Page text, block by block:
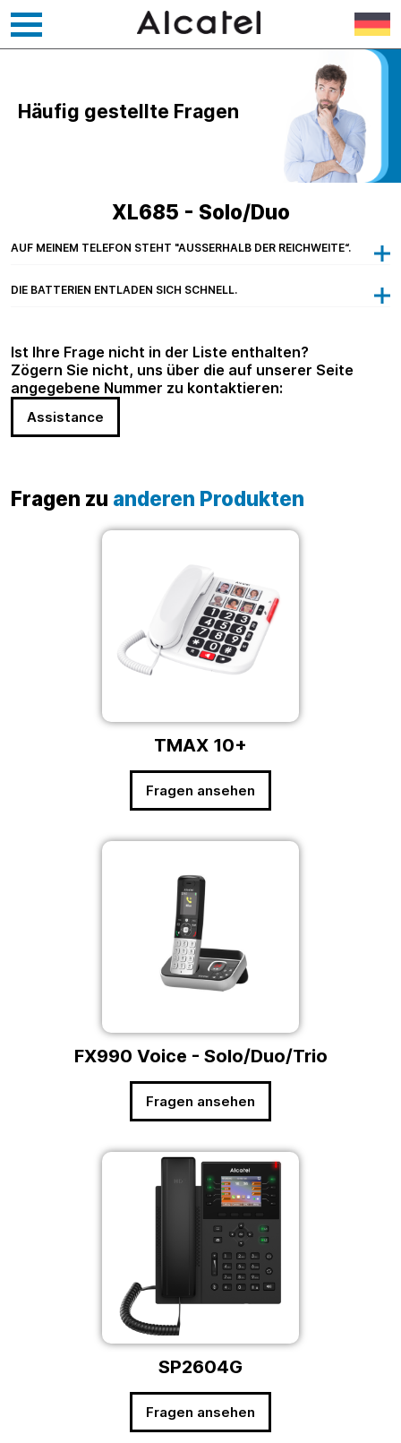
Häufig gestellte Fragen
XL685 - Solo/Duo
AUF MEINEM TELEFON STEHT "AUSSERHALB DER REICHWEITE“.
DIE BATTERIEN ENTLADEN SICH SCHNELL.
Ist Ihre Frage nicht in der Liste enthalten?
Zögern Sie nicht, uns über die auf unserer Seite
angegebene Nummer zu kontaktieren:
Assistance
Fragen zu anderen Produkten
TMAX 10+
Fragen ansehen
FX990 Voice - Solo/Duo/Trio
Fragen ansehen
SP2604G
Fragen ansehen